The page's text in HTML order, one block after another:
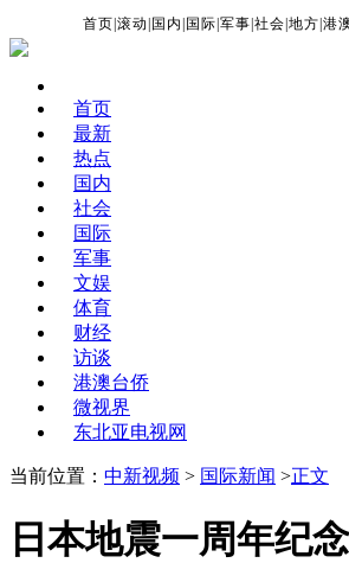
首页 |滚动 国内 国际 |军事 |社会 |地方 |港
首页
最新
热点
国内
社会
国际
军事
文娱
体育
财经
访谈
港澳台侨
微视界
东北亚电视网
当前位置： 中新视频 > 国际新闻 >正文
日本地震一周年纪